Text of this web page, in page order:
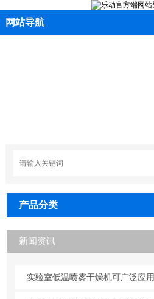
网站导航
产品分类
新闻资讯
实验室低温喷雾干燥机可广泛应